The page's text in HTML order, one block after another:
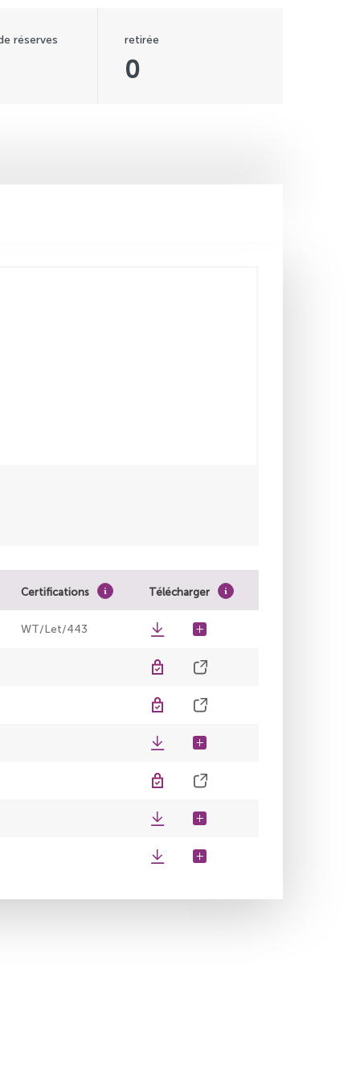
réserves
0
retirée
Certifications Télécharger
WT/Let/443